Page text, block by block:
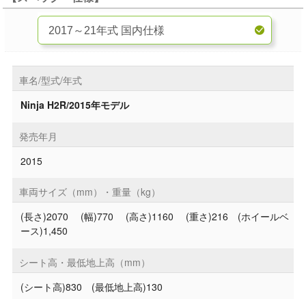
車名/型式/年式
Ninja H2R/2015年モデル
発売年月
2015
車両サイズ（mm）・重量（kg）
(長さ)2070 (幅)770 (高さ)1160 (重さ)216 (ホイールベ
ース)1,450
シート高・最低地上高（mm）
(シート高)830 (最低地上高)130